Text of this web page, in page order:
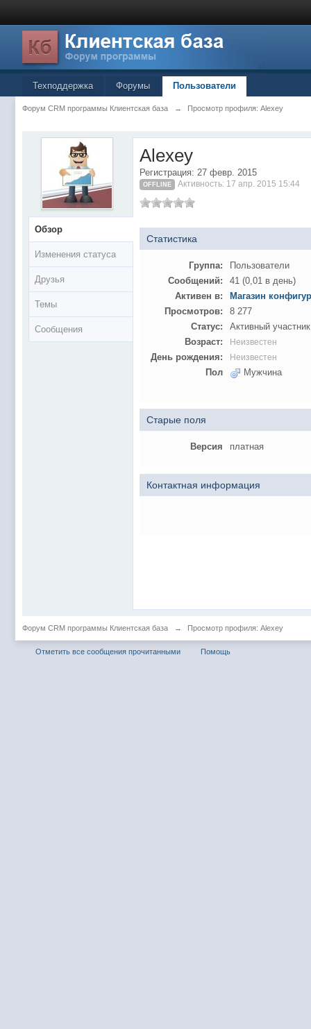
Техподдержка Форумы Пользователи
Форум CRM программы Клиентская база → Просмотр профиля: Alexey
Обзор
Изменения статуса
Друзья
Темы
Сообщения
Alexey
Регистрация: 27 февр. 2015
OFFLINE Активность: 17 апр. 2015 15:44
Статистика
Группа:
Пользователи
Сообщений:
41 (0,01 в день)
Активен в:
Магазин
Просмотров:
8 277
Статус:
Активный участник
Возраст:
Неизвестен
День рождения: Неизвестен
Пол Мужчина
Старые поля
Версия платная
Контактная информация
Форум CRM программы Клиентская база → Просмотр профиля: Alexey
Отметить все сообщения прочитанными Помощь